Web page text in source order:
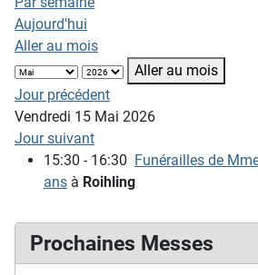
Aujourd'hui
Aller au mois
Aller au mois
Jour précédent
Vendredi 15 Mai 2026
Jour suivant
15:30 - 16:30 Funérailles de
ans à Roihling
Prochaines Messes